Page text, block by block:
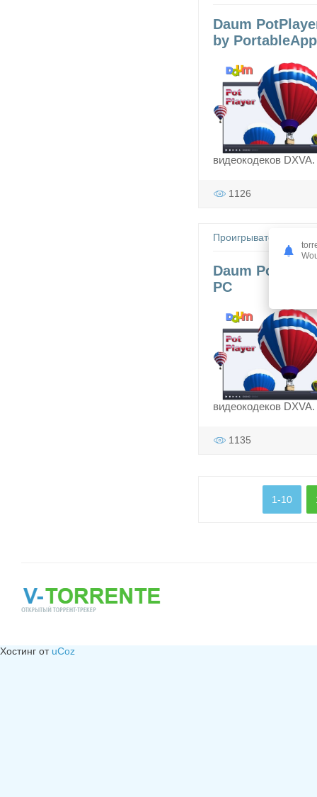
Daum
by
видеокодеков DXVA.
1126
Проигрыватели,
Daum
PC
видеокодеков DXVA.
1135
1-10
Хостинг от uCoz